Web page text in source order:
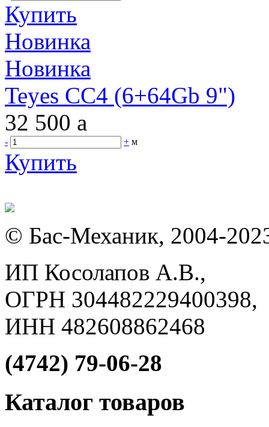
Купить
Новинка
Новинка
Teyes CC4 (6+64Gb 9")
32 500 a
- + м
Купить
© Бас-Механик, 2004-
ИП Косолапов А.В.,
ОГРН 304482229400398,
ИНН 482608862468
(4742) 79-06-28
Каталог товаров